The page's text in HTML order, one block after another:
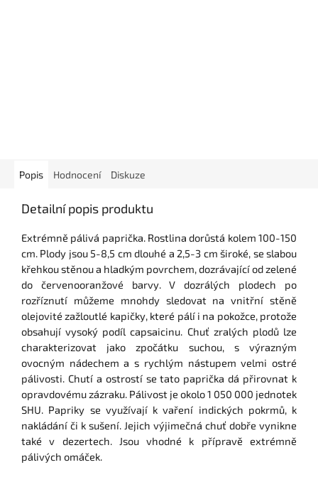
Popis Hodnocení Diskuze
Detailní popis produktu
Extrémně pálivá paprička. Rostlina dorůstá kolem 100-150
cm. Plody jsou 5-8,5 cm dlouhé a 2,5-3 cm široké, se slabou
křehkou stěnou a hladkým povrchem, dozrávající od zelené
do červenooranžové barvy. V dozrálých plodech po
rozříznutí můžeme mnohdy sledovat na vnitřní stěně
olejovité zažloutlé kapičky, které pálí i na pokožce, protože
obsahují vysoký podíl capsaicinu. Chuť zralých plodů lze
charakterizovat jako zpočátku suchou, s výrazným
ovocným nádechem a s rychlým nástupem velmi ostré
pálivosti. Chutí a ostrostí se tato paprička dá přirovnat k
opravdovému zázraku. Pálivost je okolo 1 050 000 jednotek
SHU. Papriky se využívají k vaření indických pokrmů, k
nakládání či k sušení. Jejich výjimečná chuť dobře vynikne
také v dezertech. Jsou vhodné k přípravě extrémně
pálivých omáček.